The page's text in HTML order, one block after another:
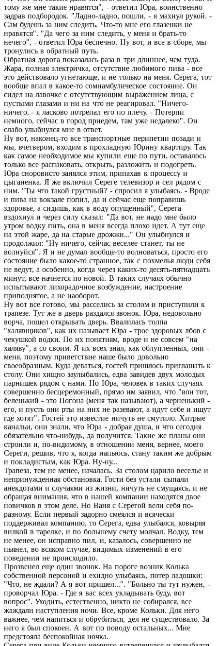
тому же мне такие нравятся", - ответил Юра, воинственно
задрав подбородок. "Ладно-ладно, пошли, - я махнул рукой. -
Сам будешь за ним следить. Что-то мне его глазенки не
нравятся". "Да чего за ним следить, у меня и брать-то
нечего", - ответил Юра беспечно. Ну вот, и все в сборе, мы
тронулись в обратный путь.
Обратная дорога показалась раза в три длиннее, чем туда.
Жара, полная электричка, отсутствие любимого пива - все
это действовало угнетающе, и не только на меня. Серега, тот
вообще впал в какое-то сомнамбулическое состояние. Он
сидел на лавочке с отсутствующим выражением лица, с
пустыми глазами и ни на что не реагировал. "Ничего-
ничего, - я ласково потрепал его по плечу. - Потерпи
немного, сейчас в город приедем, там уже недалеко". Он
слабо улыбнулся мне в ответ.
Ну вот, наконец-то все транспортные перипетии позади и
мы, вчетвером, входим в прохладную Юрину квартиру. Так
как самое необходимое мы купили еще по пути, оставалось
только все распаковать, открыть, разложить и подогреть.
Юра сноровисто занялся этим, припахав к процессу и
цыганенка. Я же включил Сереге телевизор и сел рядом с
ним. "Ты что такой грустный? - спросил я улыбаясь. - Вроде
и пива на вокзале попил, да и сейчас еще поправишь
здоровье, а сидишь, как в воду опущенный", Серега
вздохнул и через силу сказал: "Да вот, не надо мне было
утром водку пить, она в меня всегда плохо идет. А тут еще
на этой жаре, да на старые дрожжи..." Он улыбнулся и
продолжил: "Ну ничего, сейчас веселее станет, ты не
волнуйся". Я и не думал вообще-то волноваться, просто его
состояние было какое-то странное, так с похмелья люди себя
не ведут, а особенно, когда через каких-то десять-пятнадцать
минут, все начнется по новой. В таких случаях обычно
испытывают лихорадочное возбуждение, настроение
приподнятое, а не наоборот.
Ну вот все готово, мы расселись за столом и приступили к
трапезе. Тут же в дверь раздался звонок. Юра, недовольно
ворча, пошел открывать дверь. Ввалилась толпа
"халявщиков", как их называет Юра - трое здоровых лбов с
чекушкой водки. По их понятиям, вроде и не совсем "на
халяву", а со своим. Я их всех знал, как облупленных, они -
меня, поэтому приветствие наше было довольно
своеобразным. Куда деваться, гостей пришлось приглашать к
столу. Они хищно заулыбались, едва завидев двух молодых
парнишек рядом с нами. Но Юра, человек в таких случаях
совершенно бесцеремонный, прямо им заявил, что "вон тот,
беленький - это Погона (меня так называют), а черненький -
его, и пусть они рты на них не разевают, а идут себе и ищут
где хотят". Гостей это известие ничуть не смутило. Хитрые
канальи, они знали, что Юра - добрая душа, и что сегодня
обязательно что-нибудь, да получится. Такие же планы они
строили и, по-видимому, в отношении меня, вернее, моего
Сереги, решив, что я, когда напьюсь, стану таким же добрым
и покладистым, как Юра. Ну-ну...
Трапеза, тем не менее, началась. За столом царило веселье и
непринужденная обстановка. Гости без устали сыпали
анекдотами и случаями из жизни, ничуть не смущаясь, и не
обращая внимания, что в нашей компании находятся двое
новичков в этом деле. Но Ваня с Серегой вели себя по-
разному. Если первый задорно смеялся и всячески
поддерживал компанию, то Серега, едва улыбался, ковыряя
вилкой в тарелке, и по большему счету молчал. Водку, тем
не менее, он исправно пил, и, казалось, совершенно не
пьянел, во всяком случае, видимых изменений в его
поведении не происходило.
Прозвенел еще один звонок. На пороге возник Колька
собственной персоной и ехидно улыбаясь, потер ладошки:
"Что, не ждали? А я вот пришел...". "Больно ты тут нужен, -
проворчал Юра. - Где я вас всех укладывать буду, вот
вопрос". Уходить, естественно, никто не собирался, все
жаждали наступления ночи. Все, кроме Кольки. Для него
важнее, чем напиться и обрубиться, дел не существовало. За
него я был спокоен. А вот по поводу остальных... Мне
предстояла беспокойная ночка.